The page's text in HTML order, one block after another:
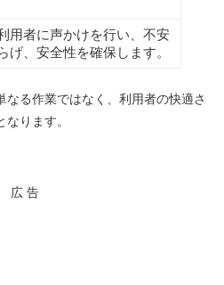
用者に声かけを行い、不安
げ、安全性を確保します。
なる作業ではなく、利用者の快適さ
ります。
広 告